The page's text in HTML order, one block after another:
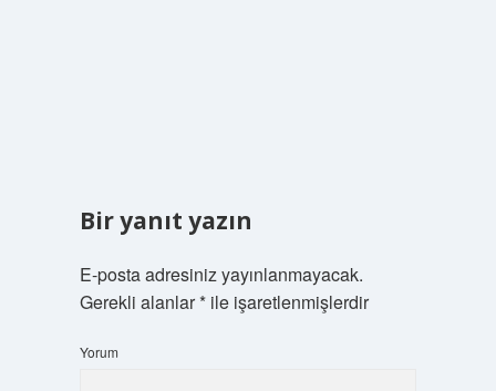
Bir yanıt yazın
E-posta adresiniz yayınlanmayacak.
Gerekli alanlar*ile işaretlenmişlerdir
Yorum